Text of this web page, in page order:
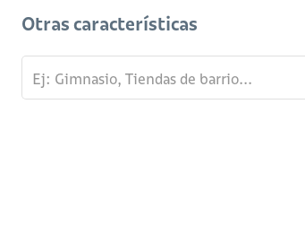
Otras características